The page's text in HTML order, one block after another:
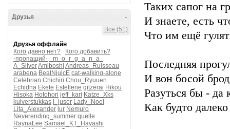
-
Друзья
Все (51)
Друзья оффлайн
Кого давно нет?
Кого добавить?
-пропащий-
_m_o_r_g_a_n_a_
A_SilverAmiboshi Andreas_Ruisseau
arabena BeatNjuicE cat-walking-alone
Celebrian Chichiri Chou_Ryuuen
Echidna Ekete Estellene gitzerai Hikou
Hisoka Hotohori jeff_kari Katze_Xks
kulverstukkas
l_juser Lady_Noel
Lita_Alexander lur Nemuro
Neverending_summer quelle
RaynaLee Samael_KT_Hayashi
Таких сапог на
И знаете, есть
Что им ещё
Последняя
И вон босой
Разуться бы - да
Как будто